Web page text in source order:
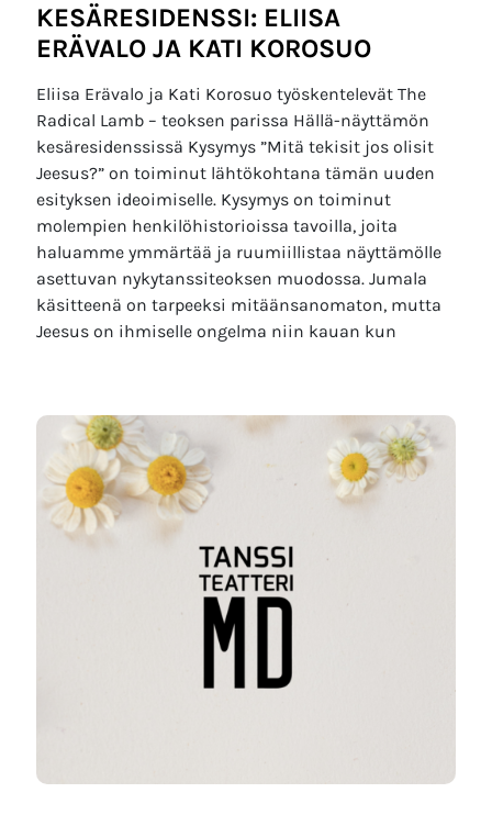
KESÄRESIDENSSI: ELIISA
ERÄVALO JA KATI KOROSUO
Eliisa Erävalo ja Kati Korosuo työskentelevät The
Radical Lamb – teoksen parissa Hällä-näyttämön
kesäresidenssissä Kysymys ”Mitä tekisit jos olisit
Jeesus?” on toiminut lähtökohtana tämän uuden
esityksen ideoimiselle. Kysymys on toiminut
molempien henkilöhistorioissa tavoilla, joita
haluamme ymmärtää ja ruumiillistaa näyttämölle
asettuvan nykytanssiteoksen muodossa. Jumala
käsitteenä on tarpeeksi mitäänsanomaton, mutta
Jeesus on ihmiselle ongelma niin kauan kun